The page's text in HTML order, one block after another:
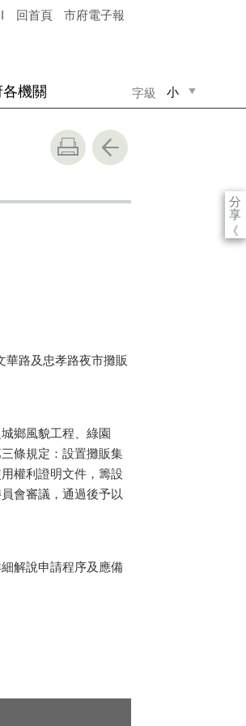
回首頁 市府電子報
字級 小
機關
分
享
《
路及忠孝路夜市攤販
鄉風貌工程、綠園
條規定：設置攤販集
權利證明文件，籌設
會審議，通過後予以
解說申請程序及應備